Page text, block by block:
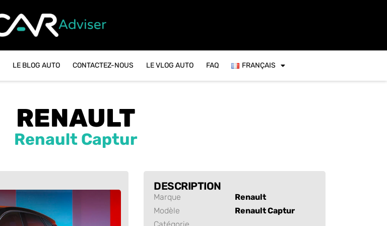
LE BLOG AUTO CONTACTEZ-NOUS LE VLOG AUTO FAQ FRANÇAIS
RENAULT
Renault Captur
DESCRIPTION
Marque
Renault
Modèle
Renault Captur